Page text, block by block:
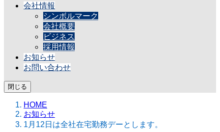
会社情報
シンボルマーク
会社概要
ビジネス
採用情報
お知らせ
お問い合わせ
閉じる
HOME
お知らせ
1月12日は全社在宅勤務デーとします。